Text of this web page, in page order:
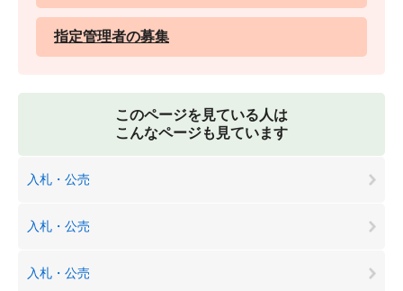
指定管理者の募集
このページを見ている人は
こんなページも見ています
入札・公売
入札・公売
入札・公売